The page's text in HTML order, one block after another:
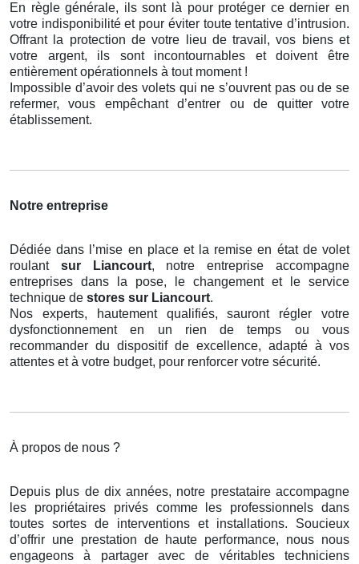
En règle générale, ils sont là pour protéger ce dernier en
votre indisponibilité et pour éviter toute tentative d’intrusion.
Offrant la protection de votre lieu de travail, vos biens et
votre argent, ils sont incontournables et doivent être
entièrement opérationnels à tout moment !
Impossible d’avoir des volets qui ne s’ouvrent pas ou de se
refermer, vous empêchant d’entrer ou de quitter votre
établissement.
Notre entreprise
Dédiée dans l’mise en place et la remise en état de volet
roulant sur Liancourt, notre entreprise accompagne
entreprises dans la pose, le changement et le service
technique de stores sur Liancourt.
Nos experts, hautement qualifiés, sauront régler votre
dysfonctionnement en un rien de temps ou vous
recommander du dispositif de excellence, adapté à vos
attentes et à votre budget, pour renforcer votre sécurité.
À propos de nous ?
Depuis plus de dix années, notre prestataire accompagne
les propriétaires privés comme les professionnels dans
toutes sortes de interventions et installations. Soucieux
d’offrir une prestation de haute performance, nous nous
engageons à partager avec de véritables techniciens